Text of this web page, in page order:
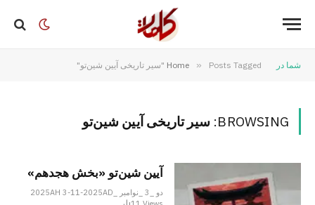
شما در Home » Posts Tagged "سیر تاریخی آیین شین‌تو"
BROWSING: سیر تاریخی آیین شین‌تو
آیین شین‌تو «بخش هجدهم»
دو _3 _نوامبر _2025AH 3-11-2025AD